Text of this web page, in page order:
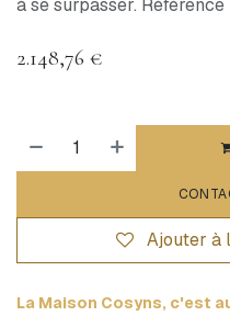
à se surpasser.
2.148,76 €
Ajouter à
La Maison Cosyns, c'est